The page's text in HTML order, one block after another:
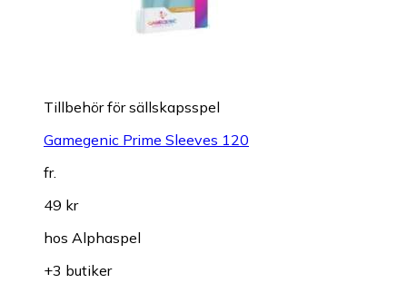
Tillbehör för sällskapsspel
Gamegenic Prime Sleeves 120
fr.
49 kr
hos Alphaspel
+3 butiker